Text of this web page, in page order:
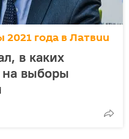
года в Латвии
в каких
на выборы